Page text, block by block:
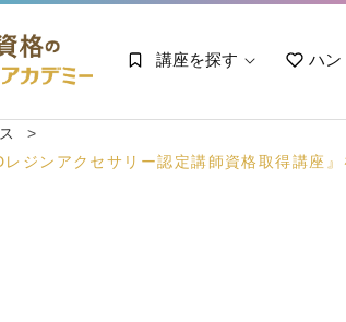
講座を探す ハン
レジンアクセサリー認定講師資格取得講座